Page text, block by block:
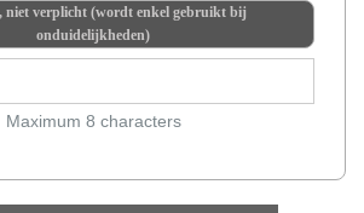
niet verplicht (wordt enkel gebruikt bij
onduidelijkheden)
Maximum 8 characters